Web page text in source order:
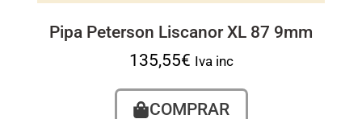
Pipa Peterson Liscanor XL 87 9mm
135,55€ Iva inc
COMPRAR